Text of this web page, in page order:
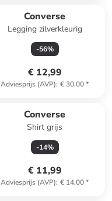
Converse
Legging zilverkleurig
-56%
€ 12,99
Adviesprijs (AVP): € 30,00*
Converse
Shirt grijs
-14%
€ 11,99
Adviesprijs (AVP): € 14,00*